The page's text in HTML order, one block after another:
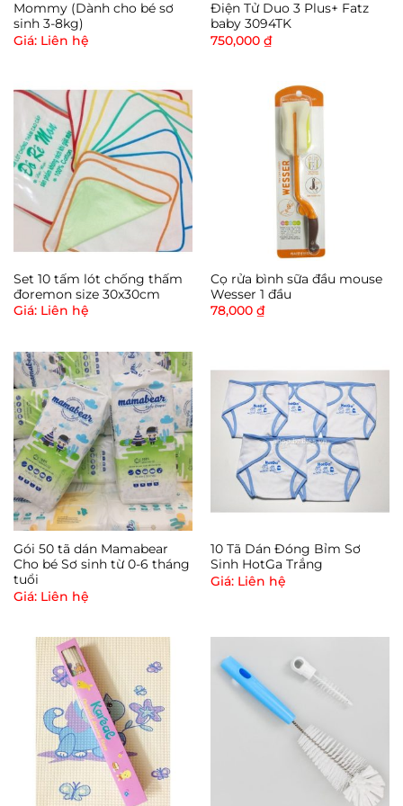
núm vú cao su bị hỏng.
- Nên thay núm vú bình sữa khi bé lớn lên. Các cỡ
núm vú cao su sẽ thay đổi theo độ tuổi của bé.
Mommy (Dành cho bé sơ
sinh 3-8kg)
Giá: Liên hệ
Điện Tử Duo 3 Plus+ Fatz
baby 3094TK
750,000 ₫
Set 10 tấm lót chống thấm
đoremon size 30x30cm
Giá: Liên hệ
Cọ rửa bình sữa đầu mouse
Wesser 1 đầu
78,000 ₫
Gói 50 tã dán Mamabear
Cho bé Sơ sinh từ 0-6 tháng
tuổi
Giá: Liên hệ
10 Tã Dán Đóng Bỉm Sơ
Sinh HotGa Trắng
Giá: Liên hệ